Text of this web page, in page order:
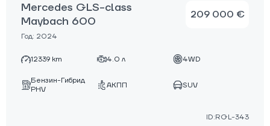
Mercedes GLS-class
Maybach 600
Год: 2024
209 000 €
12339 km 4.0 л 4WD
Бензин-Гибрид
PHV
АКПП SUV
ID:RGL-343